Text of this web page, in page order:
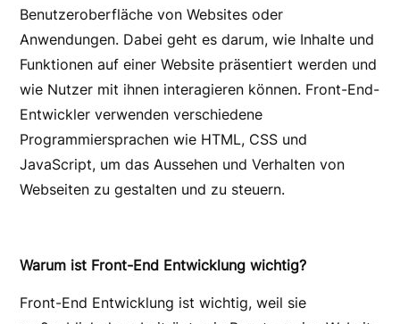
Benutzeroberfläche von Websites oder
Anwendungen. Dabei geht es darum, wie Inhalte und
Funktionen auf einer Website präsentiert werden und
wie Nutzer mit ihnen interagieren können. Front-End-
Entwickler verwenden verschiedene
Programmiersprachen wie HTML, CSS und
JavaScript, um das Aussehen und Verhalten von
Webseiten zu gestalten und zu steuern.
Warum ist Front-End Entwicklung wichtig?
Front-End Entwicklung ist wichtig, weil sie